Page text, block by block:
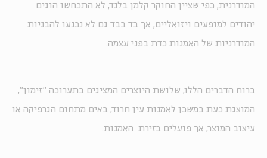
המודרנית, כפי שציין החוקר קלמן בלנד, לא התכחשו הוגים
יהודים למופעים ויזואליים, אך בד בבד גם לא נכנעו להבניות
המודרניות של האמנות כדת בפני עצמה.
ברוח הדברים הללו, שלושת היוצרים המציגים בתערוכה "זימון",
המוצגת כעת במשכן לאמנות עין חרוד, באים מתחום הגרפיקה או
עיצוב המוצר, אך פועלים בזירת האמנות.